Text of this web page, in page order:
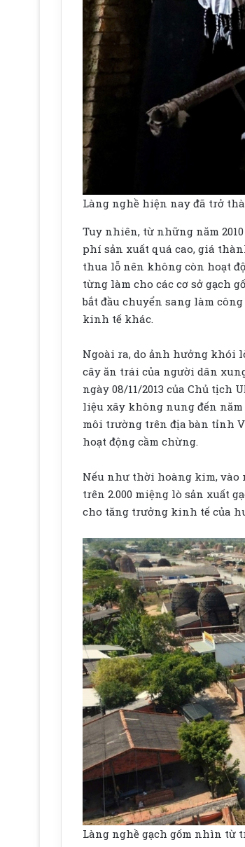
Làng nghề hiện nay đã trở
Tuy nhiên, từ những năm
phí sản xuất quá cao, giá
thua lỗ nên không còn hoạt
từng làm cho các cơ sở gạch
bắt đầu chuyển sang làm
kinh tế khác.
Ngoài ra, do ảnh hưởng khói
cây ăn trái của người dân
ngày 08/11/2013 của Chủ
liệu xây không nung đến
môi trường trên địa bàn tỉnh
hoạt động cầm chừng.
Nếu như thời hoàng kim, vào
trên 2.000 miệng lò sản xuất
cho tăng trưởng kinh tế của
Làng nghề gạch gốm nhìn từ